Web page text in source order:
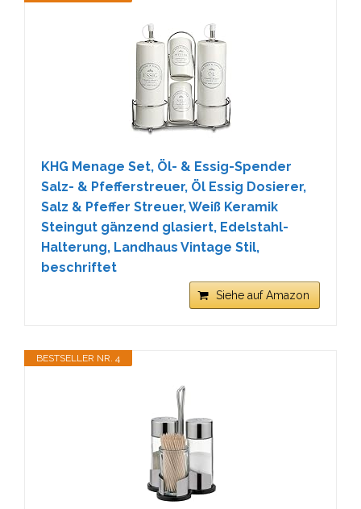
KHG Menage Set, Öl- & Essig-Spender
Salz- & Pfefferstreuer, Öl Essig Dosierer,
Salz & Pfeffer Streuer, Weiß Keramik
Steingut gänzend glasiert, Edelstahl-
Halterung, Landhaus Vintage Stil,
beschriftet
Siehe auf Amazon
BESTSELLER NR. 4